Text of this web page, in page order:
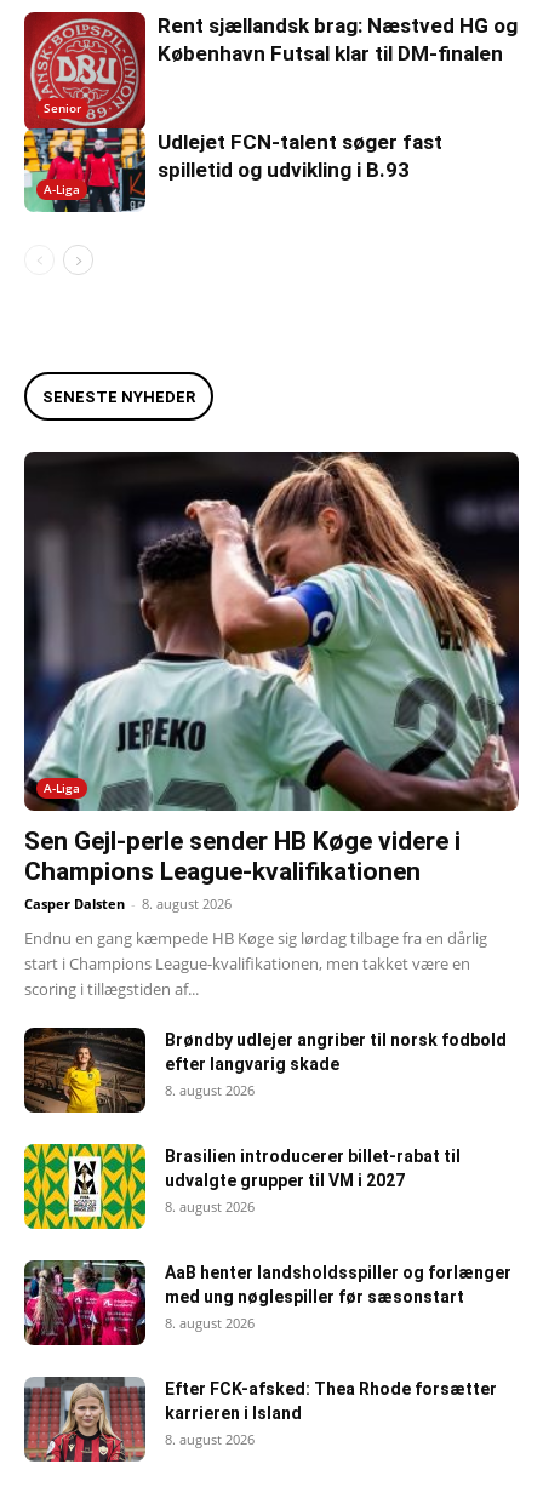
Senior
Rent sjællandsk brag: Næstved HG og
København Futsal klar til DM-finalen
A-Liga
Udlejet FCN-talent søger fast
spilletid og udvikling i B.93
SENESTE NYHEDER
A-Liga
Sen Gejl-perle sender HB Køge videre i
Champions League-kvalifikationen
Casper Dalsten - 8. august 2026
Endnu en gang kæmpede HB Køge sig lørdag tilbage fra en dårlig
start i Champions League-kvalifikationen, men takket være en
scoring i tillægstiden af...
Brøndby udlejer angriber til norsk fodbold
efter langvarig skade
8. august 2026
Brasilien introducerer billet-rabat til
udvalgte grupper til VM i 2027
8. august 2026
AaB henter landsholdsspiller og forlænger
med ung nøglespiller før sæsonstart
8. august 2026
Efter FCK-afsked: Thea Rhode forsætter
karrieren i Island
8. august 2026